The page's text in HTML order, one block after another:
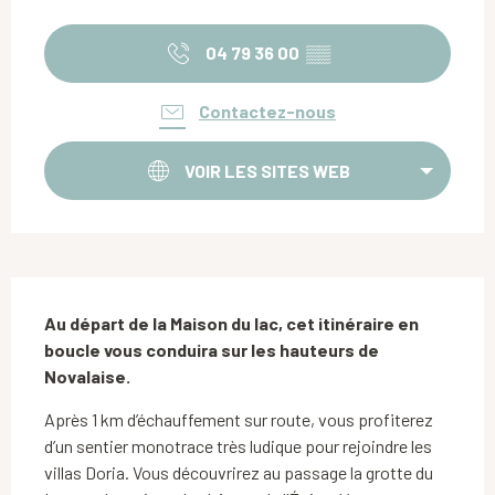
04 79 36 00 ▒▒
Contactez-nous
VOIR LES SITES WEB
Au départ de la Maison du lac, cet itinéraire en
boucle vous conduira sur les hauteurs de
Novalaise.
Après 1 km d’échauffement sur route, vous profiterez
d’un sentier monotrace très ludique pour rejoindre les
villas Doria. Vous découvrirez au passage la grotte du